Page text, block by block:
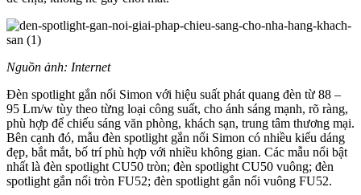
Nguồn ảnh: Internet
Đèn spotlight gắn nổi Simon với hiệu suất phát quang đèn từ 88 –
95 Lm/w tùy theo từng loại công suất, cho ánh sáng mạnh, rõ ràng,
phù hợp để chiếu sáng văn phòng, khách sạn, trung tâm thương mại.
Bên cạnh đó, mẫu đèn spotlight gắn nổi Simon có nhiều kiểu dáng
đẹp, bắt mắt, bố trí phù hợp với nhiều không gian. Các mẫu nổi bật
nhất là đèn spotlight CU50 tròn; đèn spotlight CU50 vuông; đèn
spotlight gắn nổi tròn FU52; đèn spotlight gắn nổi vuông FU52.